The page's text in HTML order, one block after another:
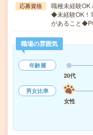
応募資格
職種未経験OK
◆未経験OK！
があること
職場の雰囲気
年齢層
20代
男女比率
女性